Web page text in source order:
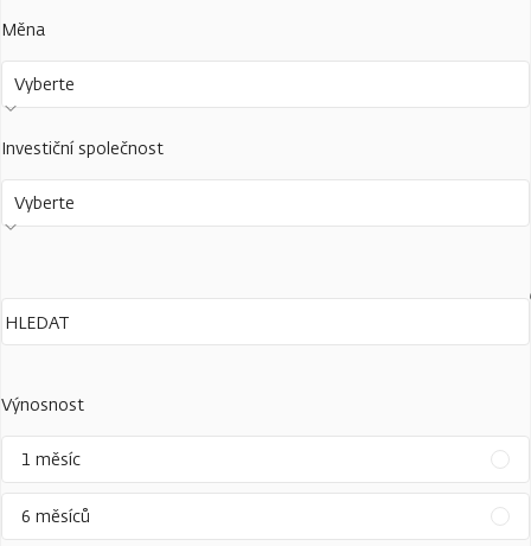
Měna
Vyberte
Investiční společnost
Vyberte
Výnosnost
1 měsíc
6 měsíců